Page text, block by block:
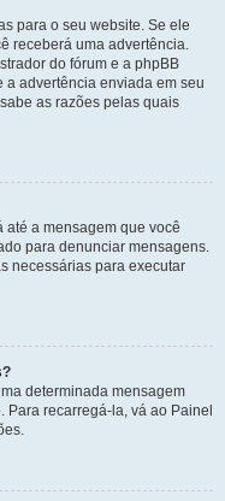
para o seu website. Se ele
receberá uma advertência.
do fórum e a phpBB
a advertência enviada em seu
as razões pelas quais
até a mensagem que você
para denunciar mensagens.
necessárias para executar
determinada mensagem
recarregá-la, vá ao Painel